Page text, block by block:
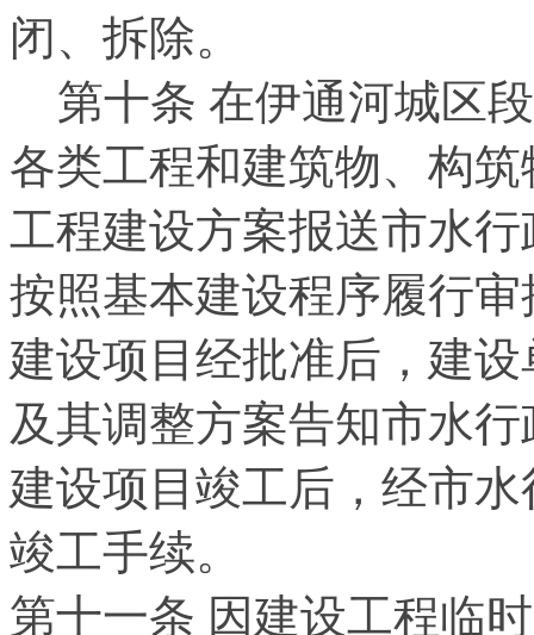
闭、拆除。
第十条 在伊通河城区
各类工程和建筑物、构
工程建设方案报送市水
按照基本建设程序履行
建设项目经批准后，建
及其调整方案告知市水
建设项目竣工后，经市
竣工手续。
第十一条 因建设工程临